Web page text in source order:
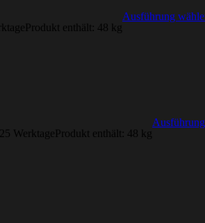
Produkt enthält: 48 kg
Ausführung
WerktageProdukt enthält: 48 kg